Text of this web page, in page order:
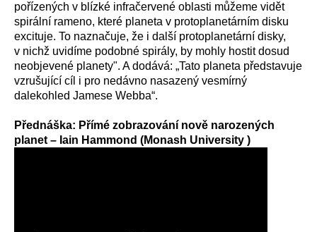
pořízených v blízké infračervené oblasti můžeme vidět
spirální rameno, které planeta v protoplanetárním disku
excituje. To naznačuje, že i další protoplanetární disky,
v nichž uvidíme podobné spirály, by mohly hostit dosud
neobjevené planety". A dodává: „Tato planeta představuje
vzrušující cíl i pro nedávno nasazený vesmírný
dalekohled Jamese Webba“.
Přednáška: Přímé zobrazování nově narozených
planet – Iain Hammond (Monash University )